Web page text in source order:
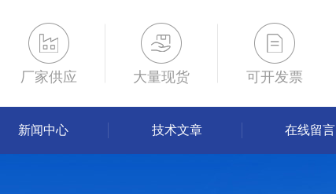
厂家供应 大量现货 可开发票
新闻中心 技术文章 在线留言